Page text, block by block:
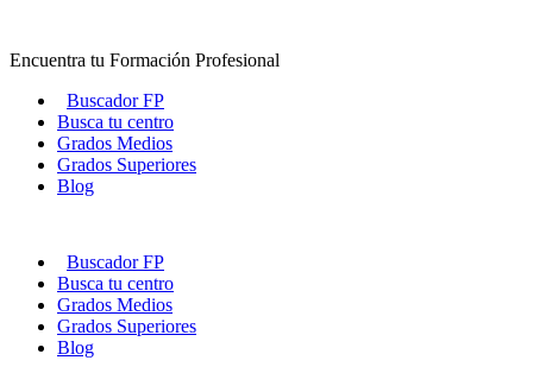
contenido
Encuentra tu Formación Profesional
Buscador FP
Busca tu centro
Grados Medios
Grados Superiores
Blog
Buscador FP
Busca tu centro
Grados Medios
Grados Superiores
Blog